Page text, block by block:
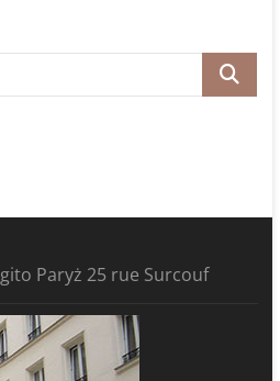
Szukaj
Paryż 25 rue Surcouf